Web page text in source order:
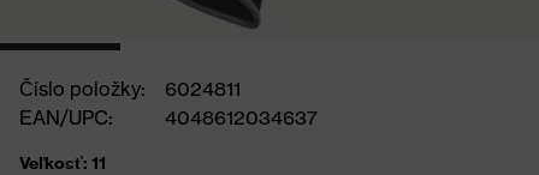
Číslo položky:
6024811
EAN/UPC:
4048612034637
Veľkosť: 11